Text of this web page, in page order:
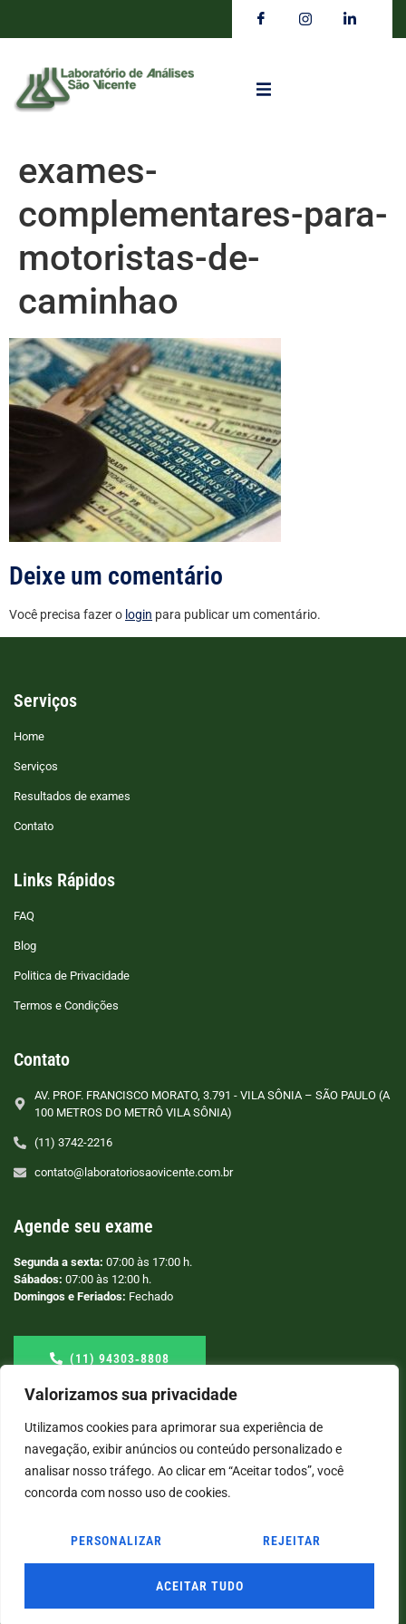
Valorizamos sua privacidade
Utilizamos cookies para aprimorar sua experiência de
navegação, exibir anúncios ou conteúdo personalizado e
analisar nosso tráfego. Ao clicar em “Aceitar todos”, você
concorda com nosso uso de cookies.
PERSONALIZAR REJEITAR
ACEITAR TUDO
exames-
complementares-para-
motoristas-de-
caminhao
Deixe um comentário
Você precisa fazer o login para publicar um comentário.
Serviços
Home
Serviços
Resultados de exames
Contato
Links Rápidos
FAQ
Blog
Politica de Privacidade
Termos e Condições
Contato
AV. PROF. FRANCISCO MORATO, 3.791 - VILA SÔNIA – SÃO PAULO (A
100 METROS DO METRÔ VILA SÔNIA)
(11) 3742-2216
contato@laboratoriosaovicente.com.br
Agende seu exame
Segunda a sexta: 07:00 às 17:00 h.
Sábados: 07:00 às 12:00 h.
Domingos e Feriados: Fechado
(11) 94303‑8808
© COPYRIGHT2026→ LABORATÓRIO SÃO VICENTE → POR: CONEKI - SOLUÇÕES DIGITAIS |